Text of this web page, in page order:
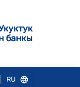
банкы
RU